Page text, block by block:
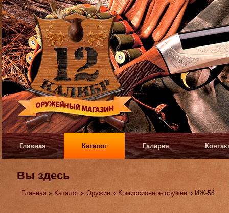
Главная Каталог Галерея
Вы здесь
Главная » Каталог »Оружие » Комиссионное оружие » ИЖ-54